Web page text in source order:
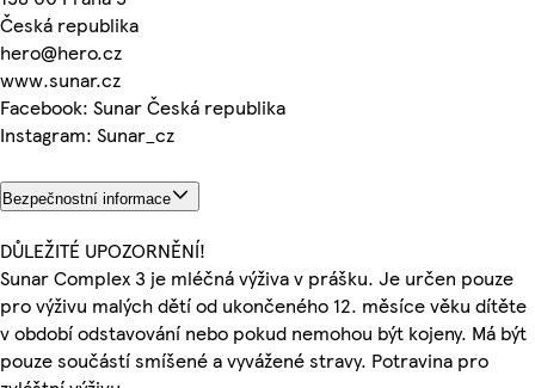
Česká republika
hero@hero.cz
www.sunar.cz
Facebook: Sunar Česká republika
Instagram: Sunar_cz
Bezpečnostní informace
DŮLEŽITÉ UPOZORNĚNÍ!
Sunar Complex 3 je mléčná výživa v prášku. Je určen pouze
pro výživu malých dětí od ukončeného 12. měsíce věku dítěte
v období odstavování nebo pokud nemohou být kojeny. Má být
pouze součástí smíšené a vyvážené stravy. Potravina pro